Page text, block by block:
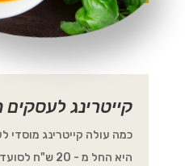
קייטרינג לעסקים
כמה עולה קייטרינג
היא החל מ - 20